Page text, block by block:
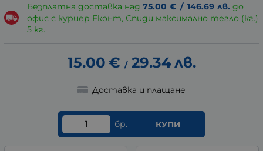
Безплатна доставка над 75.00 € / 146.69 лв. до
офис с куриер Еконт, Спиди максимално тегло (кг.)
5 кг.
15.00 € / 29.34лв.
Доставка и плащане
бр. КУПИ